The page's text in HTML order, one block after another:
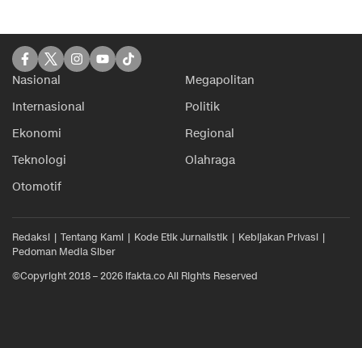
Nasional
Megapolitan
Internasional
Politik
Ekonomi
Regional
Teknologi
Olahraga
Otomotif
Redaksi Tentang Kami Kode Etik Jurnalistik
Kebijakan Privasi
Pedoman Media Siber
©Copyright 2018 – 2026 ifakta.co All Rights Reserved